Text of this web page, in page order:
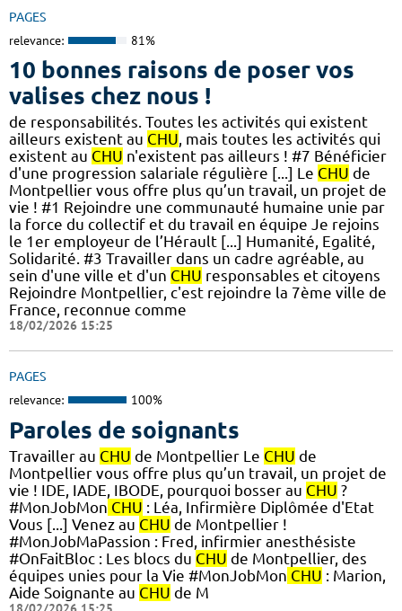
PAGES
relevance: 81%
10 bonnes raisons de poser vos
valises chez nous !
de responsabilités. Toutes les activités qui existent
ailleurs existent au CHU, mais toutes les activités qui
existent au CHU n'existent pas ailleurs ! #7 Bénéficier
d'une progression salariale régulière [...] Le CHU de
Montpellier vous offre plus qu’un travail, un projet de
vie ! #1 Rejoindre une communauté humaine unie par
la force du collectif et du travail en équipe Je rejoins
le 1er employeur de l’Hérault [...] Humanité, Egalité,
Solidarité. #3 Travailler dans un cadre agréable, au
sein d'une ville et d'un CHU responsables et citoyens
Rejoindre Montpellier, c'est rejoindre la 7ème ville de
France, reconnue comme
18/02/2026 15:25
PAGES
relevance: 100%
Paroles de soignants
Travailler au CHU de Montpellier Le CHU de
Montpellier vous offre plus qu’un travail, un projet de
vie ! IDE, IADE, IBODE, pourquoi bosser au CHU ?
#MonJobMon CHU : Léa, Infirmière Diplômée d'Etat
Vous [...] Venez au CHU de Montpellier !
#MonJobMaPassion : Fred, infirmier anesthésiste
#OnFaitBloc : Les blocs du CHU de Montpellier, des
équipes unies pour la Vie #MonJobMon CHU : Marion,
Aide Soignante au CHU de M